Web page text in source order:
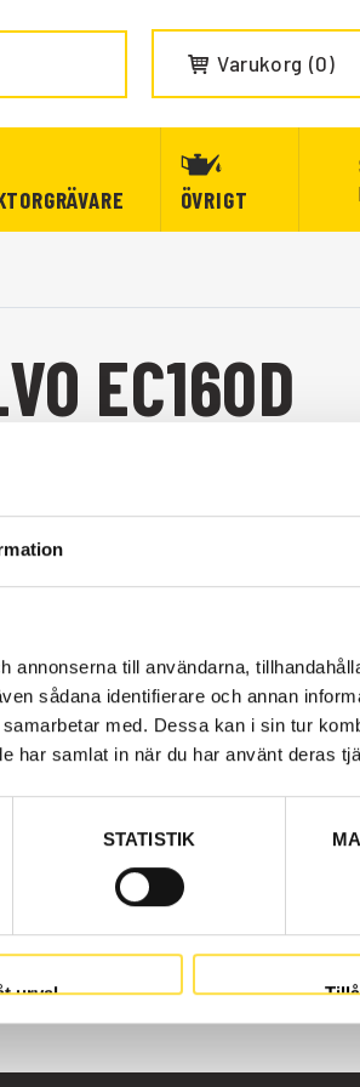
annonserna till användarna,
sådana identifierare och annan
med. Dessa kan i sin tur
har samlat in när du har använt deras
STATISTIK
urval
Varukorg 0
ÖVRIGT
EC160D
Kylsystem övrigt till grävmaskin
kylsystem övrigt för alla Volvo